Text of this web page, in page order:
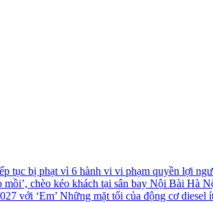
tục bị phạt vì 6 hành vi vi phạm quyền lợi
mồi’, chèo kéo khách tại sân bay Nội Bài Hà
với ‘Em’ Những mặt tối của động cơ diesel